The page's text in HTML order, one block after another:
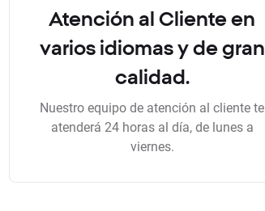
Atención al Cliente en
varios idiomas y de gran
calidad.
Nuestro equipo de atención al cliente te
atenderá 24 horas al día, de lunes a
viernes.